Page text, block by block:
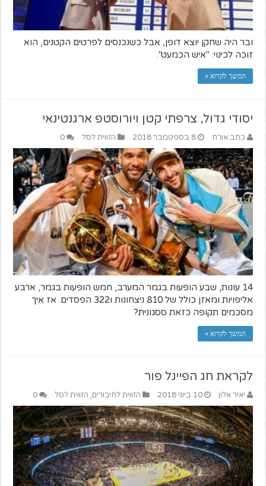
ובר היה שחקן יוצא דופן, אבל כשנכנסים לפרטים הקטנים, הוא
זוכה לכינוי: "איש הכמעט".
המשך לקרוא »
יסודי גדול, צרפתי קטן ויורוסטפ ארגנטינאי
כתב אורח 8 בספטמבר 2018 הזווית לסל 0
14 עונות, שבע הופעות בגמר המערב, חמש הופעות בגמר, ארבע
אליפויות ומאזן כולל של 810 ניצחונות ו322 הפסדים. אז איך
מסכמים תקופה כזאת ססגונית?
המשך לקרוא »
לקראת חג הפיינל פור
יאיר אלון 10 ביוני 2018 הזווית לחיבורים, הזווית לסל 0